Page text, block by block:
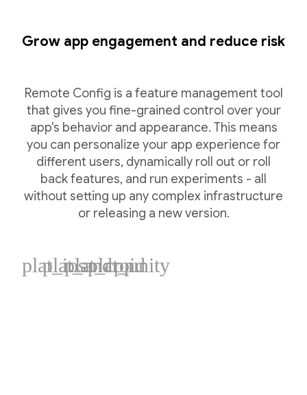
Grow app engagement and reduce risk
Remote Config is a feature management tool
that gives you fine-grained control over your
app's behavior and appearance. This means
you can personalize your app experience for
different users, dynamically roll out or roll
back features, and run experiments - all
without setting up any complex infrastructure
or releasing a new version.
plat_ios
plat_android
plat_cpp
plat_unity